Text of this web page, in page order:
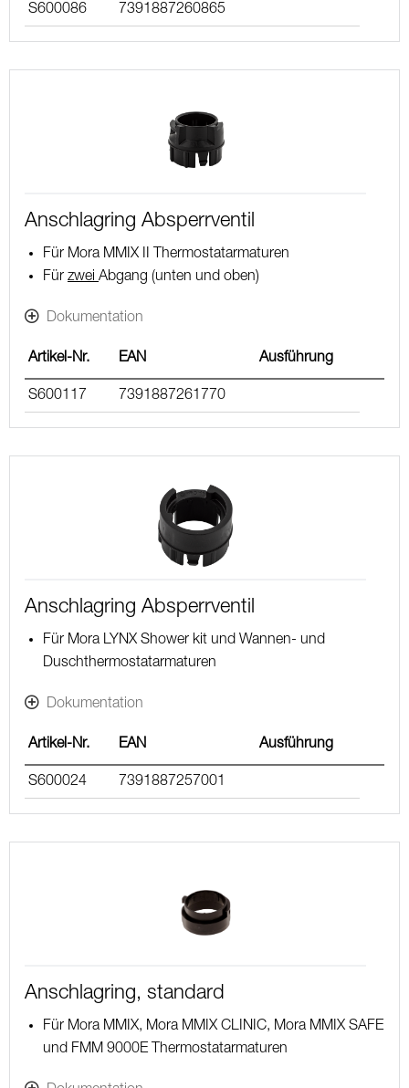
S600086 7391887260865
Anschlagring Absperrventil
Für Mora MMIX II Thermostatarmaturen
Für zwei Abgang (unten und oben)
Dokumentation
Artikel-Nr. EAN Ausführung
S600117 7391887261770
Anschlagring Absperrventil
Für Mora LYNX Shower kit und Wannen- und
Duschthermostatarmaturen
Dokumentation
Artikel-Nr. EAN Ausführung
S600024 7391887257001
Anschlagring, standard
Für Mora MMIX, Mora MMIX CLINIC, Mora MMIX SAFE
und FMM 9000E Thermostatarmaturen